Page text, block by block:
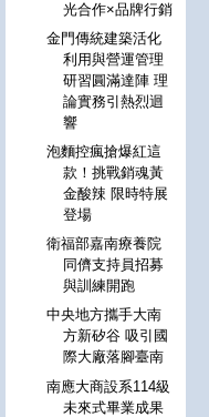
光合作×品牌行銷
金門傳統建築活化
利用與營運管理
研習圓滿達陣 理
論實務引熱烈迴
響
泡麵控瘋搶爆紅這
款！挑戰銷魂黃
金酸辣 限時特展
登場
衛福部嘉南療養院
同儕支持員招募
與訓練開跑
中央地方攜手大南
方新矽谷 吸引國
際大廠落腳臺南
南應大商設系114級
未來式畢業成果